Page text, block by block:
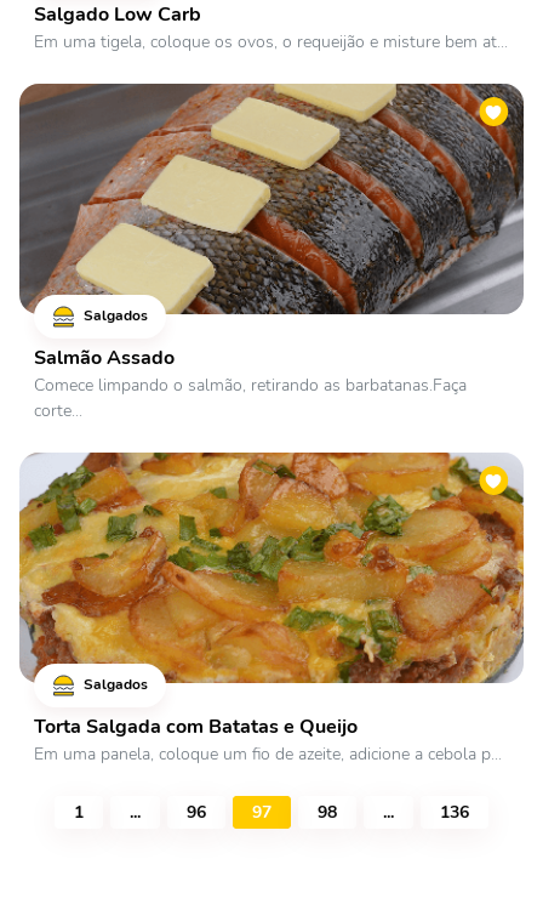
Salgado Low Carb
Em uma tigela, coloque os ovos, o requeijão e misture bem at...
Salgados
Salmão Assado
Comece limpando o salmão, retirando as barbatanas.Faça
corte...
Salgados
Torta Salgada com Batatas e Queijo
Em uma panela, coloque um fio de azeite, adicione a cebola p...
1 ... 96 97 98 ... 136